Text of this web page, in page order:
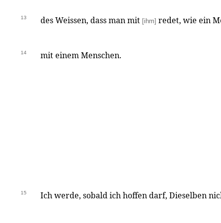
13 des Weissen, dass man mit [ihm] redet, wie ein
14 mit einem Menschen.
15 Ich werde, sobald ich hoffen darf, Dieselben